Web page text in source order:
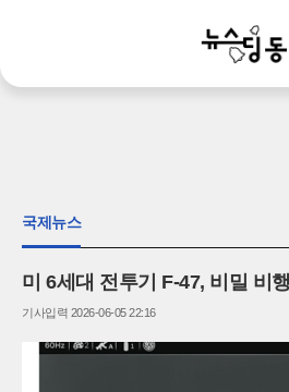
국제뉴스
미 6세대 전투기 F-47, 비밀 비
기사입력 2026-06-05 22:16